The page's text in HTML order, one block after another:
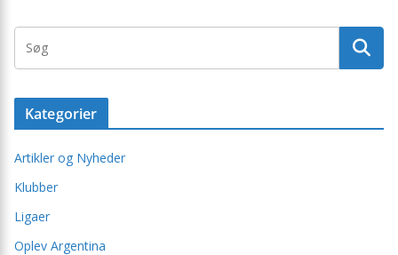
Kategorier
Artikler og Nyheder
Klubber
Ligaer
Oplev Argentina